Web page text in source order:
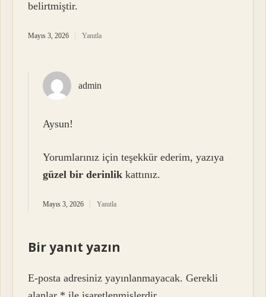
belirtmiştir.
Mayıs 3, 2026 Yanıtla
admin
Aysun!
Yorumlarınız için teşekkür ederim, yazıya
güzel bir derinlik kattınız.
Mayıs 3, 2026 Yanıtla
Bir yanıt yazın
E-posta adresiniz yayınlanmayacak. Gerekli